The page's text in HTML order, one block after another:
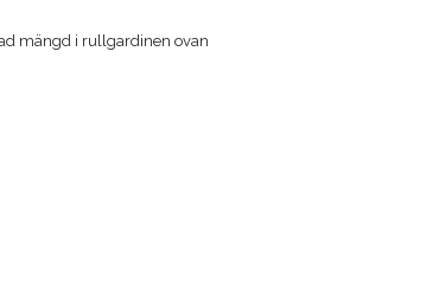
mängd i rullgardinen ovan